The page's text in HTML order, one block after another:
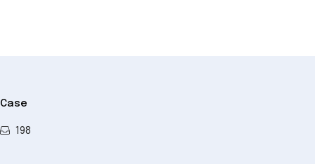
Case
198